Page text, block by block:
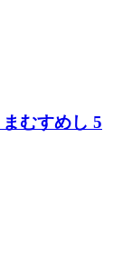
むすめし 5